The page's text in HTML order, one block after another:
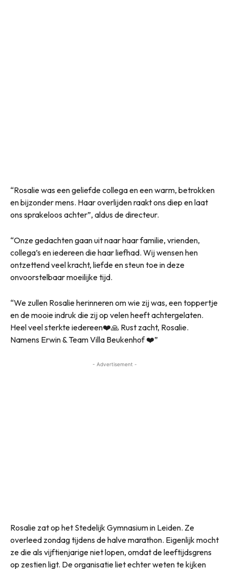
“Rosalie was een geliefde collega en een warm, betrokken
en bijzonder mens. Haar overlijden raakt ons diep en laat
ons sprakeloos achter”, aldus de directeur.
“Onze gedachten gaan uit naar haar familie, vrienden,
collega’s en iedereen die haar liefhad. Wij wensen hen
ontzettend veel kracht, liefde en steun toe in deze
onvoorstelbaar moeilijke tijd.
“We zullen Rosalie herinneren om wie zij was, een toppertje
en de mooie indruk die zij op velen heeft achtergelaten.
Heel veel sterkte iedereen❤️🙏 Rust zacht, Rosalie.
Namens Erwin & Team Villa Beukenhof ❤️”
- Advertisement -
Rosalie zat op het Stedelijk Gymnasium in Leiden. Ze
overleed zondag tijdens de halve marathon. Eigenlijk mocht
ze die als vijftienjarige niet lopen, omdat de leeftijdsgrens
op zestien ligt. De organisatie liet echter weten te kijken